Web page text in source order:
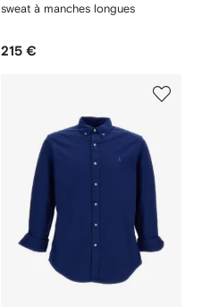
sweat à manches longues
215 €